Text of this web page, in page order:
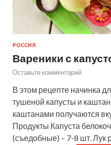
РОССИЯ
Вареники с
Оставьте комментарий
В этом рецепте начинка
тушеной капусты и
каштанами получаются
Продукты Капуста
(съедобные) – 7-8 шт. Лук